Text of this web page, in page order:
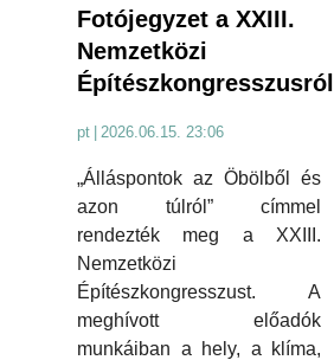
Fotójegyzet a XXIII.
Nemzetközi
Építészkongresszusról
pt | 2026.06.15. 23:06
„Álláspontok az Öbölből és
azon túlról” címmel
rendezték meg a XXIII.
Nemzetközi
Építészkongresszust. A
meghívott előadók
munkáiban a hely, a klíma,